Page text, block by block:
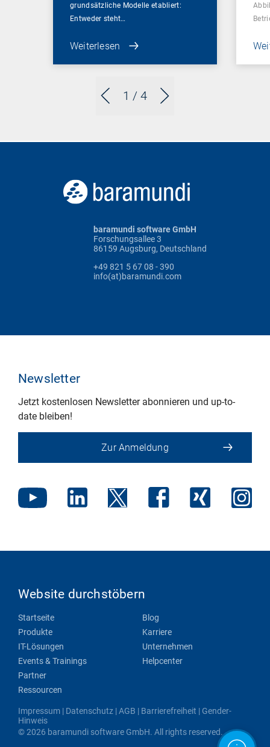
1 / 4
grundsätzliche Modelle etabliert:
Entweder steht…
Weiterlesen
baramundi software GmbH
Forschungsallee 3
86159 Augsburg, Deutschland
+49 821 5 67 08 - 390
info(at)baramundi.com
Newsletter
Jetzt kostenlosen Newsletter abonnieren und up-to-
date bleiben!
Zur Anmeldung
Website durchstöbern
Startseite
Produkte
IT-Lösungen
Events & Trainings
Partner
Ressourcen
Blog
Karriere
Unternehmen
Helpcenter
Impressum | Datenschutz |AGB | Barrierefreiheit | Gender-
Hinweis
© 2026 baramundi software GmbH. All rights reserved.